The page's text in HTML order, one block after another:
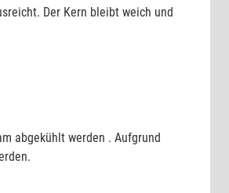
Der Kern bleibt weich und
abgekühlt werden . Aufgrund